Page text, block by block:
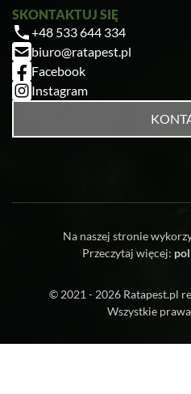
SKONTAKTUJ SIĘ
+48 533 644 334
biuro@ratapest.pl
Facebook
Instagram
Na naszej stronie
Przeczytaj więcej:
© 2021 - 2026 Ratapest.pl
Wszystkie